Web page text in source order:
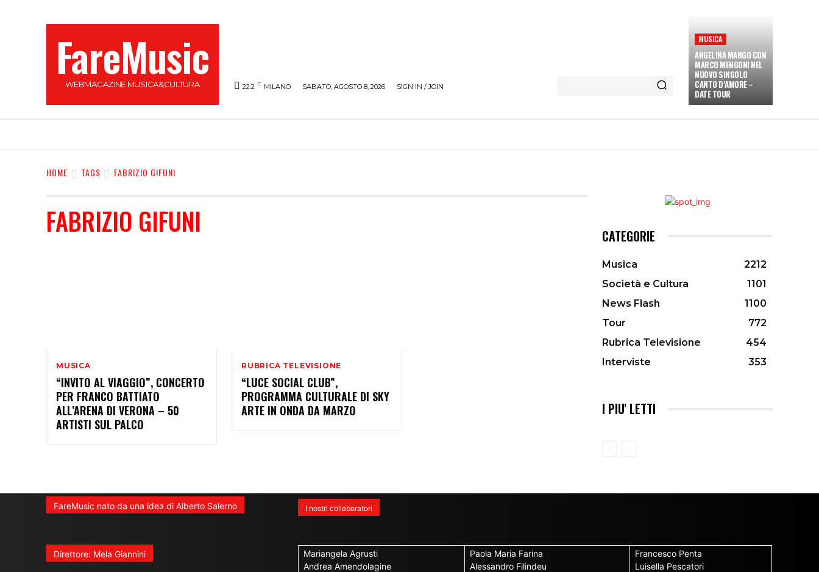
FareMusic
WEBMAGAZINE MUSICA&CULTURA 22.2 C MILANO SABATO, AGOSTO 8, 2026 SIGN IN / JOIN
MUSICA
ANGELINA MANGO CON
MARCO MENGONI NEL
NUOVO SINGOLO
CANTO D’AMORE –
DATE TOUR
HOME TAGS FABRIZIO GIFUNI
FABRIZIO GIFUNI
MUSICA
“INVITO AL VIAGGIO”, CONCERTO
PER FRANCO BATTIATO
ALL’ARENA DI VERONA – 50
ARTISTI SUL PALCO
RUBRICA TELEVISIONE
“LUCE SOCIAL CLUB”,
PROGRAMMA CULTURALE DI SKY
ARTE IN ONDA DA MARZO
CATEGORIE
Musica
2212
Società e Cultura
1101
News Flash
1100
Tour
772
Rubrica Televisione
454
Interviste
353
I PIU' LETTI
FareMusic nato da una idea di Alberto Salerno
Direttore: Mela Giannini
I nostri collaboratori
Mariangela Agrusti
Andrea Amendolagine
Paola Maria Farina
Alessandro Filindeu
Francesco Penta
Luisella Pescatori